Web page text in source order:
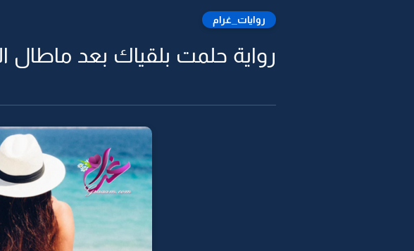
روايات_غرام
رواية حلمت بلقياك بعد ماطال